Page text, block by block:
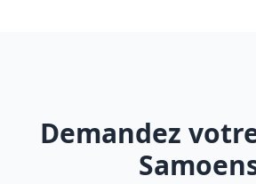
Demandez